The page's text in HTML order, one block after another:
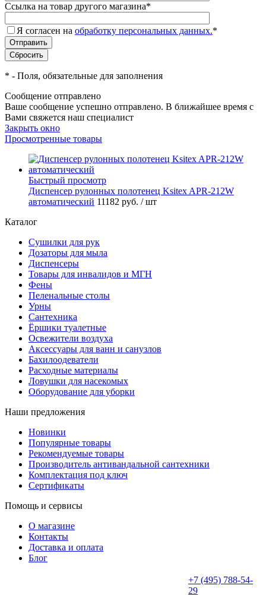
Ссылка на товар другого магазина*
Я согласен на обработку персональных данных.*
* - Поля, обязательные для заполнения
Сообщение отправлено
Ваше сообщение успешно отправлено. В ближайшее время с
Вами свяжется наш специалист
Закрыть окно
Просмотренные товары
Быстрый просмотр
Диспенсер рулонных полотенец Ksitex APR-212W
автоматический 11182 руб. / шт
Каталог
Сушилки для рук
Дозаторы для мыла
Диспенсеры
Товары для инвалидов и МГН
Фены
Пеленальные столы
Урны
Сантехника
Ёршики туалетные
Освежители воздуха
Аксессуары для ванн и санузлов
Бахилоодеватели
Расходные материалы
Ловушки для насекомых
Оборудование для уборки
Наши предложения
Новинки
Популярные товары
Рекомендуемые товары
Производитель антивандальной сантехники
Комплектация под ключ
Сертификаты
Помощь и сервисы
О магазине
Контакты
Доставка и оплата
Блог
+7 (495) 788-54-
29